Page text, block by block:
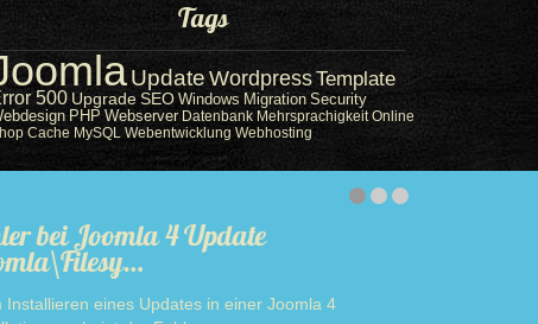
Tags
UpdateWordpressTemplate
500 Upgrade SEO Windows Migration Security
PHP Webserver Datenbank Mehrsprachigkeit Online
Cache MySQL Webentwicklung Webhosting
bei Joomla 4 Update
Installieren eines Updates in einer Joomla 4